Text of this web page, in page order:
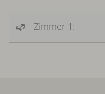
Zimmer 1: